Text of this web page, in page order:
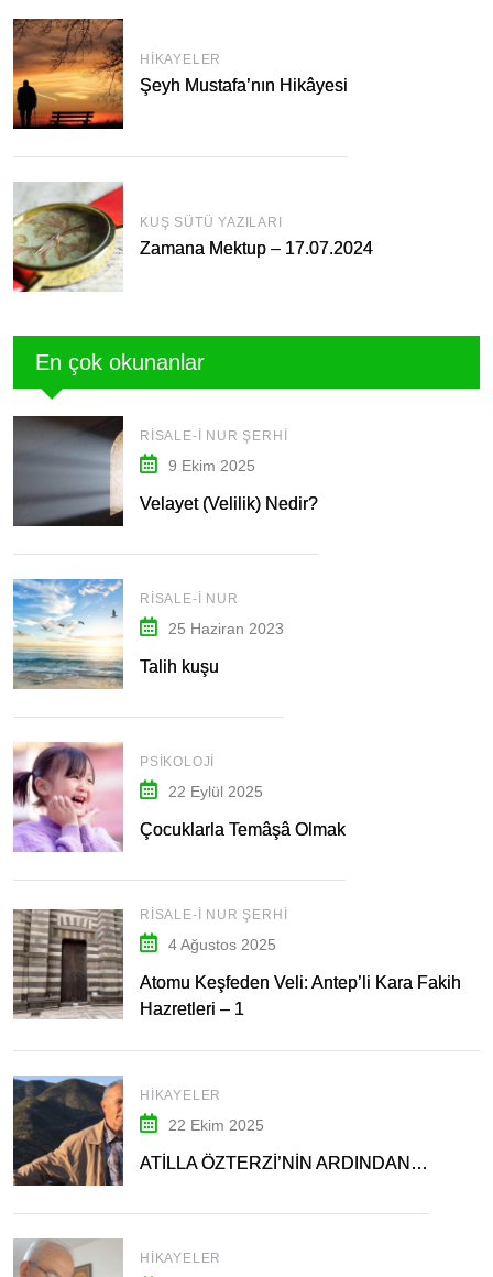
HIKAYELER
Şeyh Mustafa’nın Hikâyesi
KUŞ SÜTÜ YAZILARI
Zamana Mektup – 17.07.2024
En çok okunanlar
RISALE-I NUR ŞERHI
9 Ekim 2025
Velayet (Velilik) Nedir?
RISALE-I NUR
25 Haziran 2023
Talih kuşu
PSIKOLOJI
22 Eylül 2025
Çocuklarla Temâşâ Olmak
RISALE-I NUR ŞERHI
4 Ağustos 2025
Atomu Keşfeden Veli: Antep’li Kara Fakih
Hazretleri – 1
HIKAYELER
22 Ekim 2025
ATİLLA ÖZTERZİ’NİN ARDINDAN…
HIKAYELER